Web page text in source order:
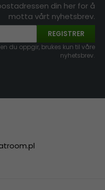
din her for å
motta vårt nyhetsbrev.
REGISTRER
du oppgir, brukes kun til våre
nyhetsbrev.